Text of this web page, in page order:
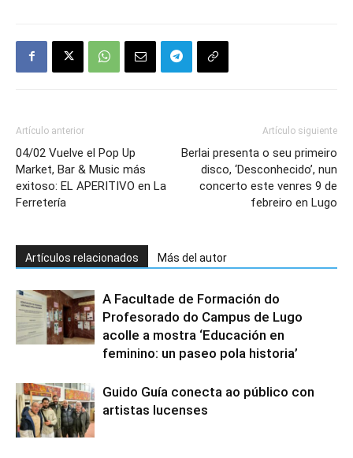
Artículo anterior
04/02 Vuelve el Pop Up
Market, Bar & Music más
exitoso: EL APERITIVO en La
Ferretería
Artículo siguiente
Berlai presenta o seu primeiro
disco, ‘Desconhecido’, nun
concerto este venres 9 de
febreiro en Lugo
Artículos relacionados Más del autor
A Facultade de Formación do
Profesorado do Campus de Lugo
acolle a mostra ‘Educación en
feminino: un paseo pola historia’
Guido Guía conecta ao público con
artistas lucenses